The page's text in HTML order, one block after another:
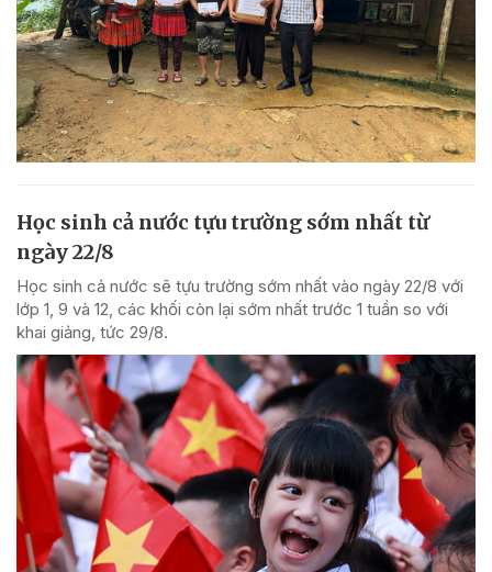
Học sinh cả nước tựu trường sớm nhất từ
ngày 22/8
Học sinh cả nước sẽ tựu trường sớm nhất vào ngày 22/8 với
lớp 1, 9 và 12, các khối còn lại sớm nhất trước 1 tuần so với
khai giảng, tức 29/8.